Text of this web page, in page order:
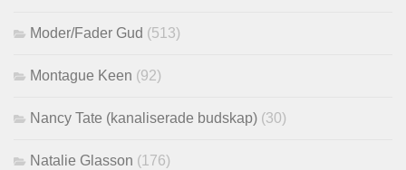
Moder/Fader Gud (513)
Montague Keen (92)
Nancy Tate (kanaliserade budskap) (30)
Natalie Glasson (176)